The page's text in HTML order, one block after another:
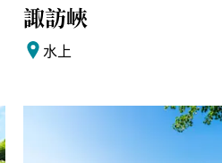
諏訪峽
水上